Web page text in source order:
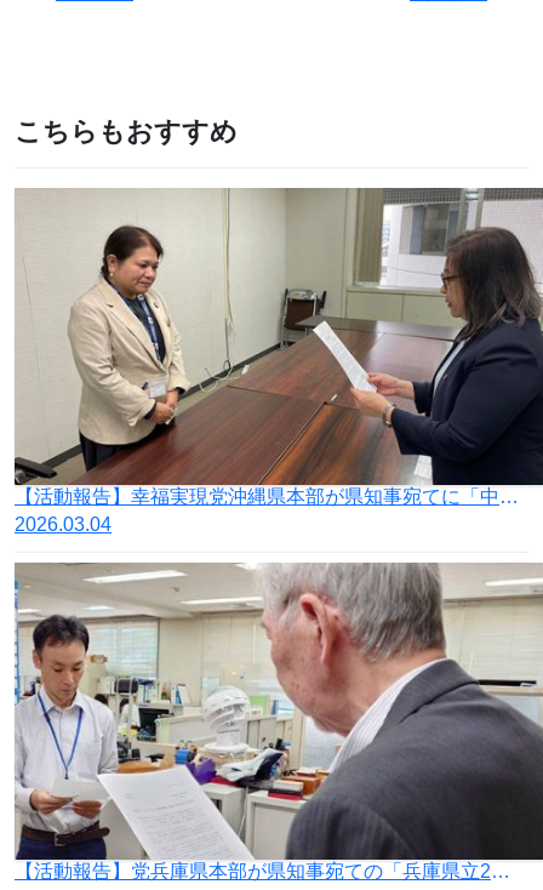
こちらもおすすめ
【活動報告】幸福実現党沖縄県本部が県知事宛てに「中国国連代表部の発言に対する抗議並びに日本政府に対する外交的対応の要請を求める要望書」を提出
2026.03.04
【活動報告】党兵庫県本部が県知事宛ての「兵庫県立2大学における『教育無償化』施策の廃止を求める要望書」を提出